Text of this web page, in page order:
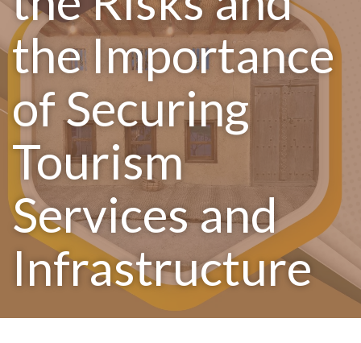
the Importance
of Securing
Tourism
Services and
Infrastructure